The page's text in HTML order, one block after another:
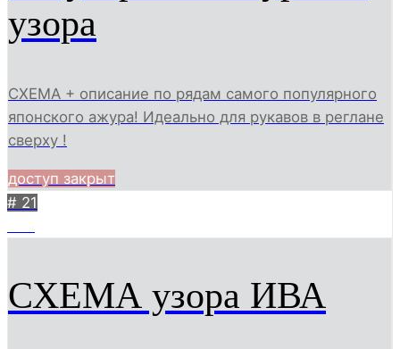
узора
СХЕМА + описание по рядам самого популярного
японского ажура! Идеально для рукавов в реглане
сверху !
доступ закрыт
# 21
СХЕМА узора ИВА